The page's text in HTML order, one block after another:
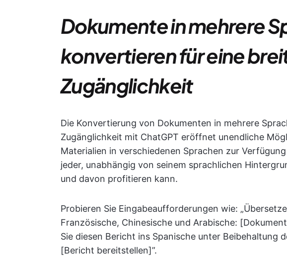
Dokumente in mehrere
konvertieren für eine
Zugänglichkeit
Die Konvertierung von Dokumenten in mehrere
Zugänglichkeit mit ChatGPT eröffnet unendliche
Materialien in verschiedenen Sprachen zur
jeder, unabhängig von seinem sprachlichen
und davon profitieren kann.
Probieren Sie Eingabeaufforderungen wie:
Französische, Chinesische und Arabische:
Sie diesen Bericht ins Spanische unter Beibehaltung
[Bericht bereitstellen]”.